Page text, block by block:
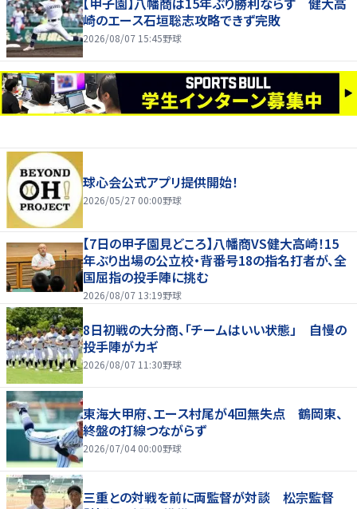
崎のエース石垣聡志攻略できず完敗
2026/08/07 15:45野球
球心会公式アプリ提供開始！
2026/05/27 00:00野球
【7日の甲子園見どころ】八幡商VS健大高崎！15
年ぶり出場の公立校・背番号18の指名打者が、全
国屈指の投手陣に挑む
2026/08/07 13:19野球
8日初戦の大分商、「チームはいい状態」 自慢の
投手陣がカギ
2026/08/07 11:30野球
東海大甲府、エース村尾が4回無失点 鶴岡東、
終盤の打線つながらず
2026/07/04 00:00野球
三重との対戦を前に両監督が対談 松宗監督